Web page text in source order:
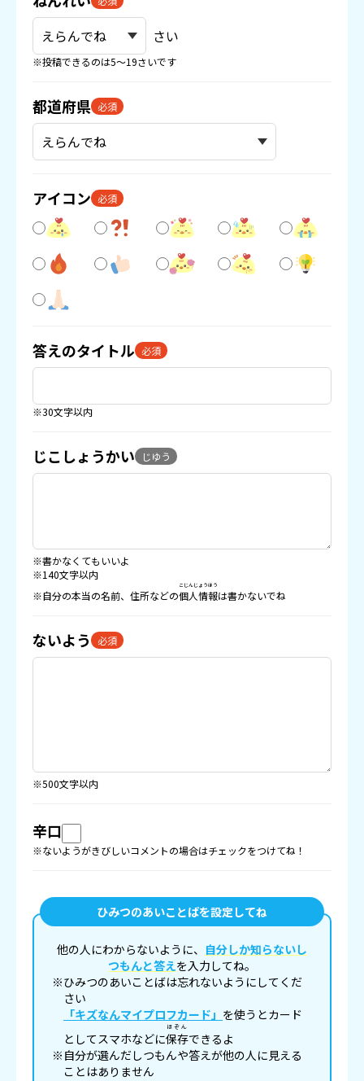
さい
※投稿できるのは5〜19さいです
都道府県 必須
アイコン 必須
答えのタイトル 必須
※30文字以内
じこしょうかい じゆう
※書かなくてもいいよ
※140文字以内
※自分の本当の名前、住所などの個人情報
こじんじょうほう
は書かないでね
ないよう 必須
※500文字以内
辛口
※ないようがきびしいコメントの場合はチェックをつけてね！
ひみつのあいことばを設定してね
他の人にわからないように、 自分しか知らないし
つもんと答えを入力してね。
※ひみつのあいことばは忘れないようにしてくだ
さい
「キズなんマイプロフカード」 を使うとカード
としてスマホなどに保存
ほぞん
できるよ
※自分が選んだしつもんや答えが他の人に見える
ことはありません